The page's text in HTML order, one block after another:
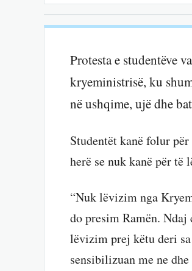
Protesta e studentëve
kryeministrisë, ku
në ushqime, ujë dhe
Studentët kanë folur
herë se nuk kanë për të
“Nuk lëvizim nga
do presim Ramën.
lëvizim prej këtu deri
sensibilizuan me ne